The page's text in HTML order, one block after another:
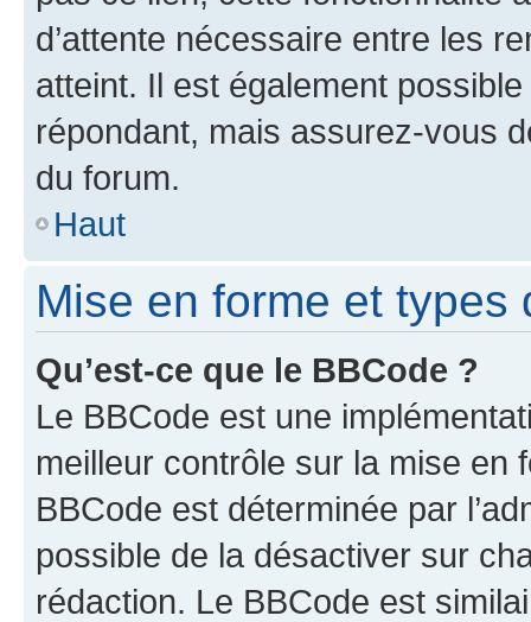
d’attente nécessaire entre les
atteint. Il est également
répondant, mais assurez-vous
du forum.
Haut
Mise en forme et types
Qu’est-ce que le BBCode ?
Le BBCode est une
meilleur contrôle sur la mise en
BBCode est déterminée par
possible de la désactiver sur
rédaction. Le BBCode est